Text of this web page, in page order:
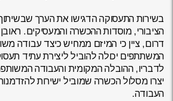
בשירות התעסוקה הדגישו את הערך
הציבורי, מוסדות ההכשרה והמעסיקים.
דרום, ציין כי המיזם ממחיש כיצד עבודה
המשתתפים יכולה להוביל ליצירת עתיד
לדבריו, ההובלה המקומית והעבודה
יצרו מסלול הכשרה שמוביל ישירות
העבודה.